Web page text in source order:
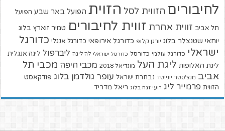
לחיבורים הזווית לסל הזוית הפועל באר שבע הפועל
תל אביב זווית אחרת זווית לחיבורים טמיר זוארץ בלוג
יוחאי שטנצלר בלוג יורגן קלופ כדורגל אירופאי כדורגל אנגלי כדורגל
ישראלי כדורגל עולמי כדורסל כדורסל ישראלי לה ליגה ליברפול ליגה אנגלית
ליגת האלופות ליגת העל מונדיאל 2018 מכבי חיפה מכבי תל
אביב מנצ'סטר יונייטד נבחרת ישראל עופר גולדמן בלוג פודקאסט
הזווית פרמייר ליג רועי זגה בלוג ריאל מדריד